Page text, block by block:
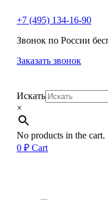
+7 (495) 134-16-90
Звонок по России
Заказать звонок
Искать
×
No products in the cart.
0 ₽ Cart